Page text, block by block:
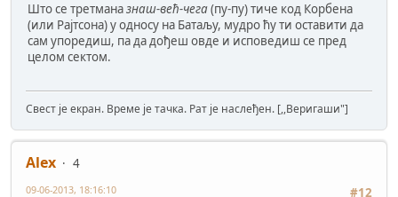
Што се третманазнаш-већ-чега(пу-пу) тиче код Корбена
(или Рајтсона) у односу на Батаљу, мудро ћу ти оставити да
сам упоредиш, па да дођеш овде и исповедиш се пред
целом сектом.
Свест је екран. Време је тачка. Рат је наслеђен. [,,Веригаши"]
Alex
4
#12
09-06-2013, 18:16:10